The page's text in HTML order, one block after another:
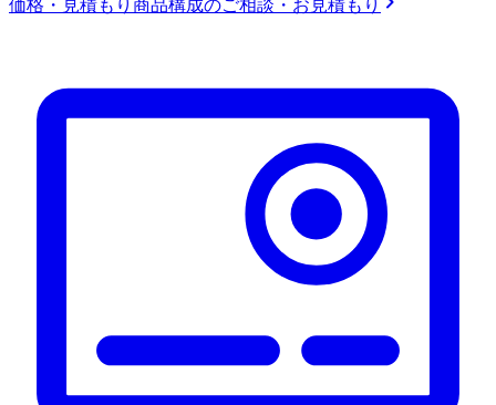
価格・見積もり 商品構成のご相談・お見積もり